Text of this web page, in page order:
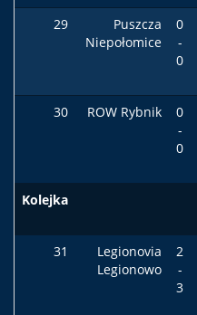
29
Puszcza
Niepołomice
0
-
0
30 ROW Rybnik
0
-
0
Kolejka
31
Legionovia
Legionowo
2
-
3